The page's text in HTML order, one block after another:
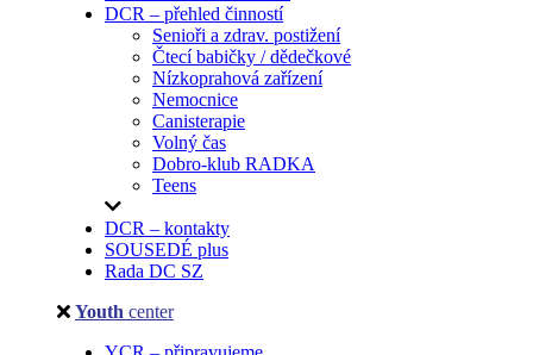
DCR – přehled činností
Senioři a zdrav. postižení
Čtecí babičky / dědečkové
Nízkoprahová zařízení
Nemocnice
Canisterapie
Volný čas
Dobro-klub RADKA
Teens
DCR – kontakty
SOUSEDÉ plus
Rada DC SZ
Youth center